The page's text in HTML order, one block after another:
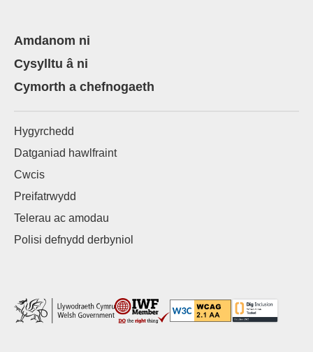
Amdanom ni
Cysylltu â ni
Cymorth a chefnogaeth
Hygyrchedd
Datganiad hawlfraint
Cwcis
Preifatrwydd
Telerau ac amodau
Polisi defnydd derbyniol